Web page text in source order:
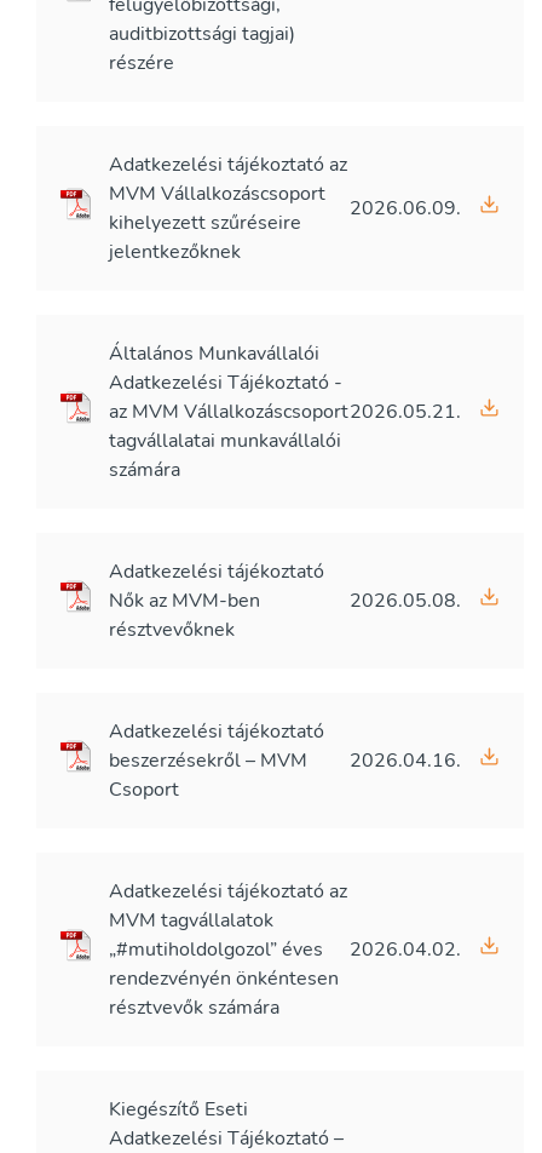
auditbizottsági tagjai)
részére
Adatkezelési tájékoztató az
MVM Vállalkozáscsoport
kihelyezett szűréseire
jelentkezőknek
2026.06.09.
Általános Munkavállalói
Adatkezelési Tájékoztató -
az MVM Vállalkozáscsoport
tagvállalatai munkavállalói
számára
2026.05.21.
Adatkezelési tájékoztató
Nők az MVM-ben
résztvevőknek
2026.05.08.
Adatkezelési tájékoztató
beszerzésekről – MVM
Csoport
2026.04.16.
Adatkezelési tájékoztató az
MVM tagvállalatok
„#mutiholdolgozol” éves
rendezvényén önkéntesen
résztvevők számára
2026.04.02.
Kiegészítő Eseti
Adatkezelési Tájékoztató –